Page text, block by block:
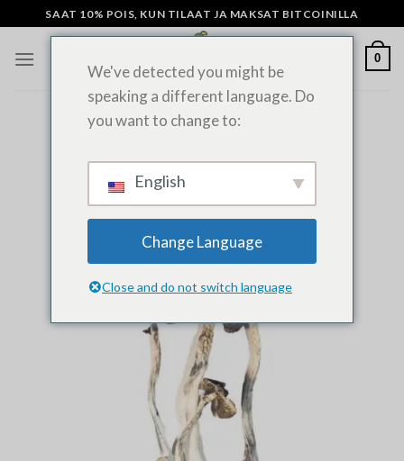
sisältöön
SAAT 10% POIS, KUN TILAAT JA MAKSAT BITCOINILLA
0
We've detected you might be
speaking a different language. Do
you want to change to:
English
Change Language
Close and do not switch language